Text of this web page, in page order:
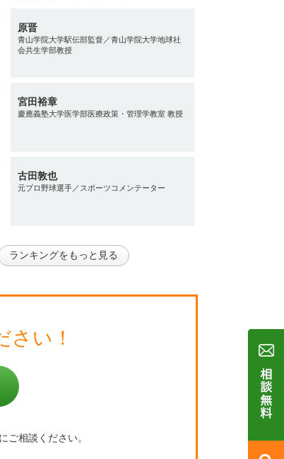
原晋
青山学院大学駅伝部監督／青山学院大学地球社
会共生学部教授
宮田裕章
慶應義塾大学医学部医療政策・管理学教室 教授
古田敦也
元プロ野球選手／スポーツコメンテーター
ランキングをもっと見る
さい！
ご相談ください。